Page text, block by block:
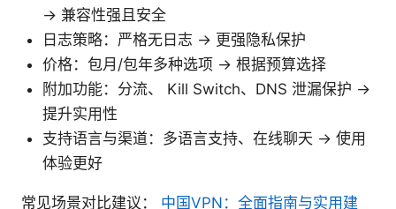
-> 兼容性强且安全
日志策略：严格无日志 -> 更强隐私保护
价格：包月/包年多种选项 -> 根据预算选择
附加功能：分流、 Kill Switch、DNS 泄漏保护 ->
提升实用性
支持语言与渠道：多语言支持、在线聊天 -> 使用
体验更好
常见场景对比建议： 中国VPN：全面指南与实用建